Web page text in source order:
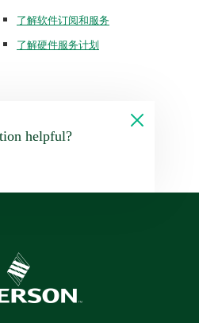
了解软件订阅和服务
了解硬件服务计划
helpful?